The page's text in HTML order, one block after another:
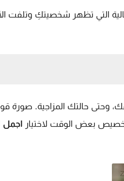
التي تظهر شخصيتكِ وتلفت
وحتى حالتك المزاجية. صورة
تخصيص بعض الوقت لاختيار اجمل